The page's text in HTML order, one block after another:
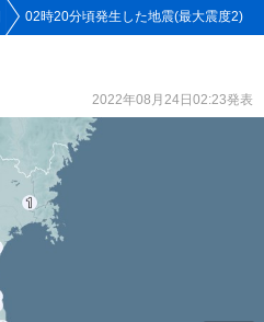
02時20分頃発生した地震(最大震度2)
2022年08月24日02:23発表